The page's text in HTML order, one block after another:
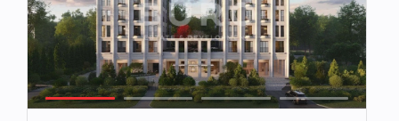
сады, колледж, Институт педагогики и
психологии образования, Юридическая
академия им. О.Е. Кутафина, Московская
экономическая школа, Планетарий,
Московский Зоопарк, медицинские